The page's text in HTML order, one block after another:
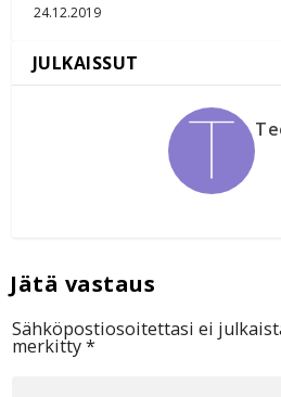
24.12.2019
Sähköpostiosoitettasi ei
merkitty*